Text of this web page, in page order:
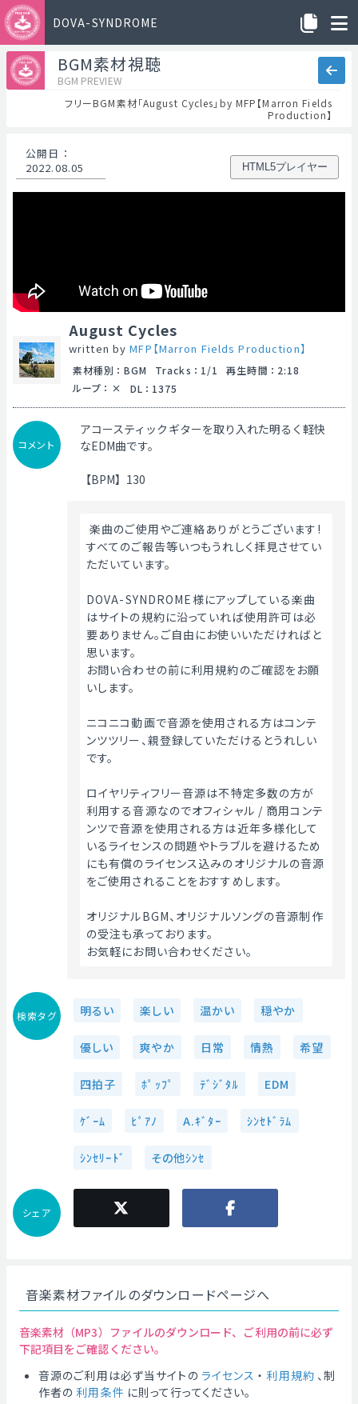
DOVA-SYNDROME
BGM素材視聴
BGM PREVIEW
フリーBGM素材「August Cycles」by MFP【Marron Fields
Production】
公開日 ：
2022.08.05
HTML5プレイヤー
August Cycles
written byMFP【Marron Fields Production】
素材種別 ： BGM Tracks ： 1/1 再生時間 ： 2:18
ループ ： DL ： 1375
コメント
アコースティックギターを取り入れた明るく軽快
なEDM曲です。
【BPM】130
楽曲のご使用やご連絡ありがとうございます!
すべてのご報告等いつもうれしく拝見させてい
ただいています。
DOVA-SYNDROME様にアップしている楽曲
はサイトの規約に沿っていれば使用許可は必
要ありません。ご自由にお使いいただければと
思います。
お問い合わせの前に利用規約のご確認をお願
いします。
ニコニコ動画で音源を使用される方はコンテ
ンツツリー、親登録していただけるとうれしい
です。
ロイヤリティフリー音源は不特定多数の方が
利用する音源なのでオフィシャル / 商用コンテ
ンツで音源を使用される方は近年多様化して
いるライセンスの問題やトラブルを避けるため
にも有償のライセンス込みのオリジナルの音源
をご使用されることをおすすめします。
オリジナルBGM、オリジナルソングの音源制作
の受注も承っております。
お気軽にお問い合わせください。
検索タグ 明るい 楽しい 温かい 穏やか
優しい 爽やか 日常 情熱 希望
四拍子 ﾎﾟｯﾌﾟ ﾃﾞｼﾞﾀﾙ EDM
ｹﾞｰﾑ ﾋﾟｱﾉ A.ｷﾞﾀｰ ｼﾝｾﾄﾞﾗﾑ
ｼﾝｾﾘｰﾄﾞ その他ｼﾝｾ
シェア
音楽素材ファイルのダウンロードページへ
音楽素材（MP3）ファイルのダウンロード、ご利用の前に必ず
下記項目をご確認ください。
音源のご利用は必ず当サイトの ライセンス ・ 利用規約 、制
作者の 利用条件 に則って行ってください。